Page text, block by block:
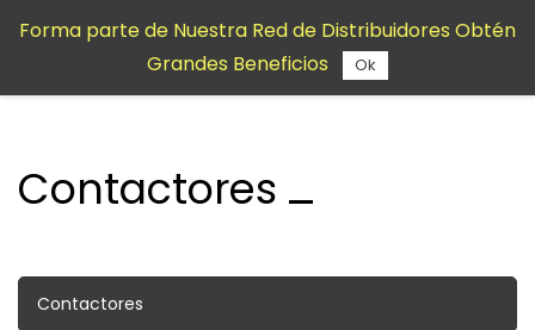
contenido
Contactores
Contactores
Forma parte de Nuestra Red de Distribuidores Obtén
Grandes Beneficios
Ok